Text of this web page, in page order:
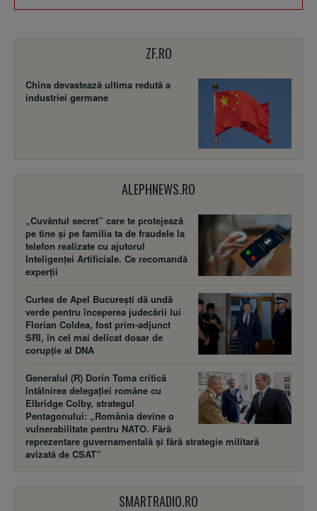
ZF.RO
China devastează ultima redută a
industriei germane
ALEPHNEWS.RO
„Cuvântul secret” care te protejează
pe tine și pe familia ta de fraudele la
telefon realizate cu ajutorul
Inteligenței Artificiale. Ce recomandă
experții
Curtea de Apel București dă undă
verde pentru începerea judecării lui
Florian Coldea, fost prim-adjunct
SRI, în cel mai delicat dosar de
corupție al DNA
Generalul (R) Dorin Toma critică
întâlnirea delegației române cu
Elbridge Colby, strategul
Pentagonului: „România devine o
vulnerabilitate pentru NATO. Fără
reprezentare guvernamentală și fără strategie militară
avizată de CSAT”
SMARTRADIO.RO